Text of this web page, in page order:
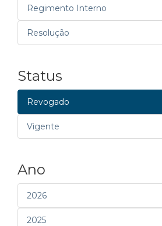
Regimento Interno
Resolução
Status
Revogado
Vigente
Ano
2026
2025